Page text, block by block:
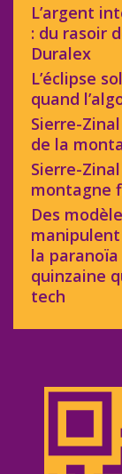
L’argent
: du rasoir
Duralex
L’éclipse
quand
Sierre-
de la
Sierre-
montagne
Des
la
quinzaine
tech